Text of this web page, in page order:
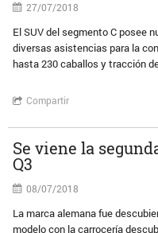
27/07/2018
El SUV del segmento C posee
diversas asistencias para la
hasta 230 caballos y tracción
Compartir
Se viene la
Q3
08/07/2018
La marca alemana fue
modelo con la carrocería